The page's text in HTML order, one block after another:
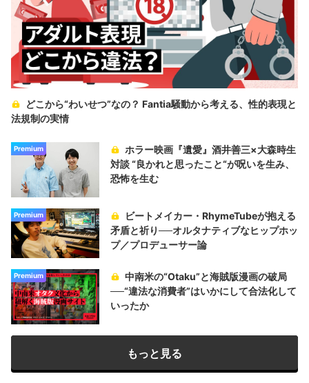
どこから“わいせつ”なの？ Fantia騒動から考える、性的表現と
法規制の実情
Premium
ホラー映画『遺愛』酒井善三×大森時生
対談 “良かれと思ったこと“が呪いを生み、
恐怖を生む
Premium
ビートメイカー・RhymeTubeが抱える
矛盾と祈り──オルタナティブなヒップホッ
プ／プロデューサー論
Premium
中南米の“Otaku”と海賊版漫画の破局
──“違法な消費者”はいかにして合法化して
いったか
もっと見る